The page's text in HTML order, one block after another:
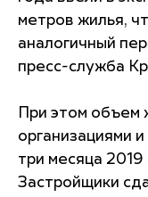
метров жилья,
аналогичный
пресс-служба
При этом объем
организациями
три месяца 2019
Застройщики